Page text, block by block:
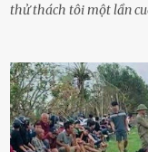
thử thách tôi một lần
sực nhớ – điện thoại
đường thưa thớt người
Chú ơi, cháu đi thi, xe
giúp cháu với, cháu